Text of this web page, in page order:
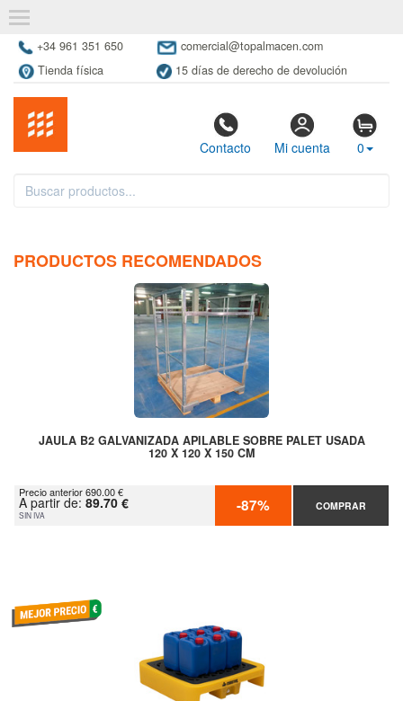
+34 961 351 650
comercial@topalmacen.com
Tienda física
15 días de derecho de devolución
Contacto Mi cuenta 0
PRODUCTOS RECOMENDADOS
JAULA B2 GALVANIZADA APILABLE SOBRE PALET USADA
120 X 120 X 150 CM
Precio anterior 690.00 €
A partir de: 89.70 €
SIN IVA -87% COMPRAR